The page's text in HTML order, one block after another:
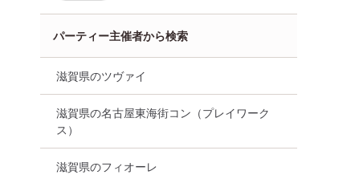
証提示
30・
っと見
者でも
10名規模！男女バランス良
好！【20･30代中心★高身長
or安定収入男性編】必ず全員
ティー～真剣な出会い～
詳細を見る
中！】1～2年以
パーティー主催者から検索
滋賀県のツヴァイ
滋賀県の名古屋東海街コン（プレイワーク
ス）
滋賀県のフィオーレ